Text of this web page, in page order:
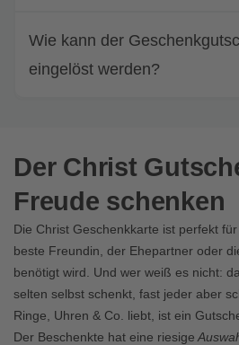
Wie kann der
eingelöst werden?
Der Christ
Freude schenken
Die Christ Geschenkkarte ist perfekt
beste Freundin, der Ehepartner oder
benötigt wird. Und wer weiß es nicht:
selten selbst schenkt, fast jeder aber
Ringe, Uhren & Co. liebt, ist ein
Der Beschenkte hat eine riesige